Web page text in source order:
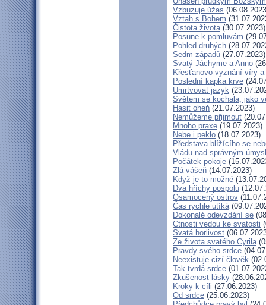
Vzbuzuje úžas
Vztah s Bohem
Čistota života(30.07.2023)
Posune k pomluvám
Pohled druhých
Sedm západů (27.07.2023)
Svatý Jáchyme a Anno
Křesťanovo vyznání víry
Poslední kapka krve
Umrtvovat jazyk
Světem se kochala, jako
Hasit oheň (21.07.2023)
Nemůžeme přijmout
Mnoho praxe (19.07.2023)
Nebe i peklo (18.07.2023)
Představa blížícího se
Vládu nad správným
Počátek pokoje
Zlá vášeň (14.07.2023)
Když je to možné
Dva hříchy pospolu
Osamocený ostrov
Čas rychle utíká
Dokonalé odevzdání se
Ctnosti vedou ke svatosti
Svatá horlivost
Ze života svatého Cyrila
Pravdy svého srdce
Neexistuje cizí člověk
Tak tvrdá srdce
Zkušenost lásky
Kroky k cíli (27.06.2023)
Od srdce (25.06.2023)